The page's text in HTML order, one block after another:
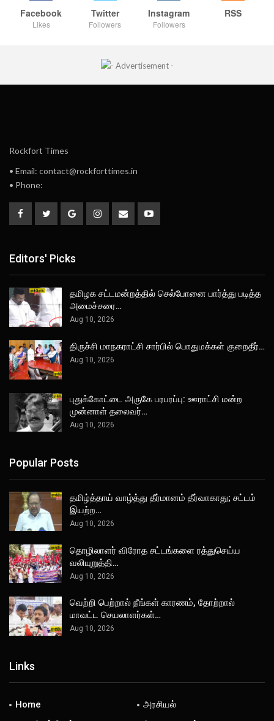
Facebook
Likes
Twitter
Followers
Instagram
Followers
RSS
Rockfort Times
• Email: contact@rockforttimes.in
• Phone:
Editors' Picks
தமிழக சட்டமன்றத்தில் செல்போனை பார்த்து படித்த
அமைச்சரை…
Aug 10, 2026
திருச்சி மாநகராட்சி சார்பில் பொதுமக்கள் குறைதீர்…
Aug 10, 2026
புதுக்கோட்டை அருகே பரபரப்பு: ஊராட்சி மன்ற
முன்னாள் தலைவர்…
Aug 10, 2026
Popular Posts
தமிழ்த்தாய் வாழ்த்து தீர்மானம் தீர்வாகாது; சட்டம்
இயற்ற…
Aug 10, 2026
தொழிலாளர் விரோத சட்டங்களை ரத்துசெய்ய
வலியுறுத்தி…
Aug 10, 2026
வெற்றி பெற்றால் நீங்கள் காரணம், தோற்றால்
மாவட்ட செயலாளர்கள்…
Aug 10, 2026
Links
Home
அரசியல்